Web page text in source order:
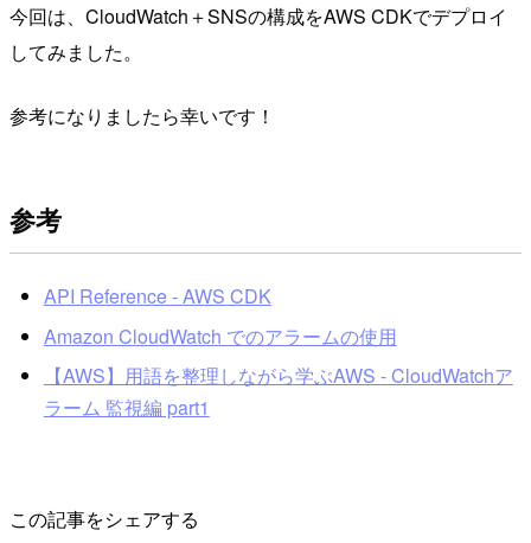
今回は、CloudWatch＋SNSの構成をAWS CDKでデプロイ
してみました。
参考になりましたら幸いです！
参考
API Reference - AWS CDK
Amazon CloudWatch でのアラームの使用
【AWS】用語を整理しながら学ぶAWS - CloudWatchア
ラーム 監視編 part1
この記事をシェアする